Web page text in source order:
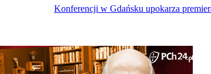
Konferencji w Gdańsku upokarza